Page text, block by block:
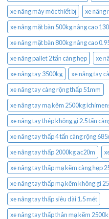
xe nâng máy móc thiết bị
xe nâng
xe nâng mặt bàn 500kg nâng cao
xe nâng mặt bàn 800kg nâng cao
xe nâng pallet 2 tấn càng hẹp
xe
xe nâng tay 3500kg
xe nâng tay
xe nâng tay càng rộng thấp 51mm
xe nâng tay mạ kẽm 2500kg
xe nâng tay thép không gỉ 2.5 tấn
xe nâng tay thấp 4 tấn càng rộng
xe nâng tay thấp 2000kg ac20m
xe nâng tay thấp mạ kẽm càng hẹp
xe nâng tay thấp mạ kẽm không gỉ
xe nâng tay thấp siêu dài 1.5 mét
xe nâng tay thấp thân mạ kẽm